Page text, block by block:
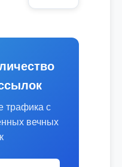
трафика с
вечных